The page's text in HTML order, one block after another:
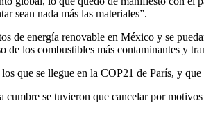
sean nada más las materiales”.
de energía renovable en México y se
los combustibles más contaminantes y
que se llegue en la COP21 de París, y
se tuvieron que cancelar por